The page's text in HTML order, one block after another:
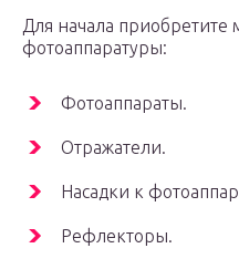
Для начала
фотоаппаратуры:
Фотоаппараты.
Отражатели.
Насадки к
Рефлекторы.